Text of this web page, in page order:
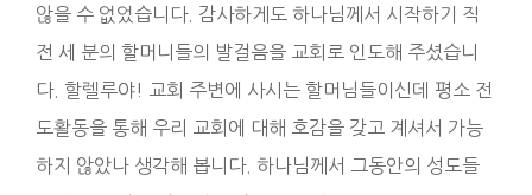
않을 수 없었습니다. 감사하게도 하나님께서 시작하기 직
전 세 분의 할머니들의 발걸음을 교회로 인도해 주셨습니
다. 할렐루야! 교회 주변에 사시는 할머님들이신데 평소 전
도활동을 통해 우리 교회에 대해 호감을 갖고 계셔서 가능
하지 않았나 생각해 봅니다. 하나님께서 그동안의 성도들